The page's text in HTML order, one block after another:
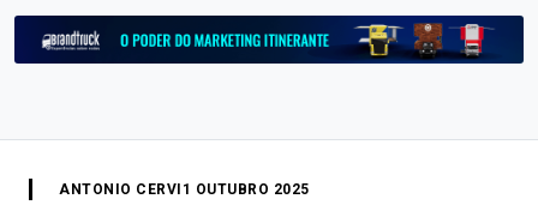
ANTONIO CERVI 1 OUTUBRO 2025